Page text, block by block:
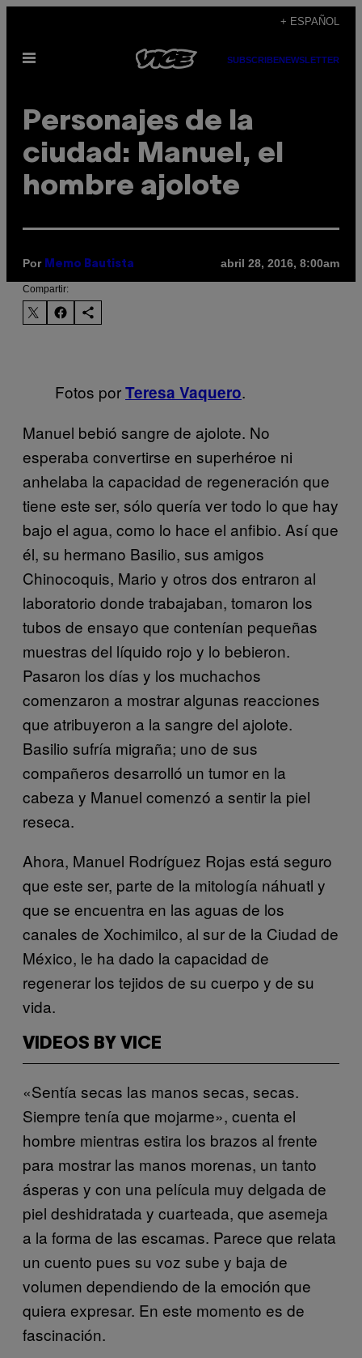
contenido
+ ESPAÑOL
Abrir
SUBSCRIBENEWSLETTER
Personajes de la
ciudad: Manuel, el
hombre ajolote
Por Memo Bautista abril 28, 2016, 8:00am
Compartir:
Fotos porTeresa Vaquero.
Manuel bebió sangre de ajolote. No
esperaba convertirse en superhéroe ni
anhelaba la capacidad de regeneración que
tiene este ser, sólo quería ver todo lo que hay
bajo el agua, como lo hace el anfibio. Así que
él, su hermano Basilio, sus amigos
Chinocoquis, Mario y otros dos entraron al
laboratorio donde trabajaban, tomaron los
tubos de ensayo que contenían pequeñas
muestras del líquido rojo y lo bebieron.
Pasaron los días y los muchachos
comenzaron a mostrar algunas reacciones
que atribuyeron a la sangre del ajolote.
Basilio sufría migraña; uno de sus
compañeros desarrolló un tumor en la
cabeza y Manuel comenzó a sentir la piel
reseca.
Ahora, Manuel Rodríguez Rojas está seguro
que este ser, parte de la mitología náhuatl y
que se encuentra en las aguas de los
canales de Xochimilco, al sur de la Ciudad de
México, le ha dado la capacidad de
regenerar los tejidos de su cuerpo y de su
vida.
VIDEOS BY VICE
«Sentía secas las manos secas, secas.
Siempre tenía que mojarme», cuenta el
hombre mientras estira los brazos al frente
para mostrar las manos morenas, un tanto
ásperas y con una película muy delgada de
piel deshidratada y cuarteada, que asemeja
a la forma de las escamas. Parece que relata
un cuento pues su voz sube y baja de
volumen dependiendo de la emoción que
quiera expresar. En este momento es de
fascinación.